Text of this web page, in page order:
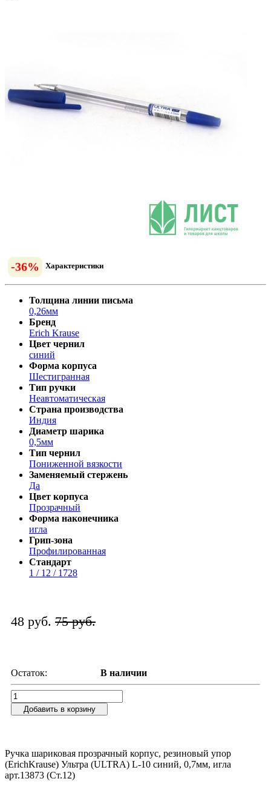
-36% Характеристики
Толщина линии письма
0,26мм
Бренд
Erich Krause
Цвет чернил
синий
Форма корпуса
Шестигранная
Тип ручки
Неавтоматическая
Страна производства
Индия
Диаметр шарика
0,5мм
Тип чернил
Пониженной вязкости
Заменяемый стержень
Да
Цвет корпуса
Прозрачный
Форма наконечника
игла
Грип-зона
Профилированная
Стандарт
1 / 12 / 1728
48 руб. 75 руб.
Остаток: В наличии
Добавить в корзину
Ручка шариковая прозрачный корпус, резиновый упор
(ErichKrause) Ультра (ULTRA) L-10 синий, 0,7мм, игла
арт.13873 (Ст.12)